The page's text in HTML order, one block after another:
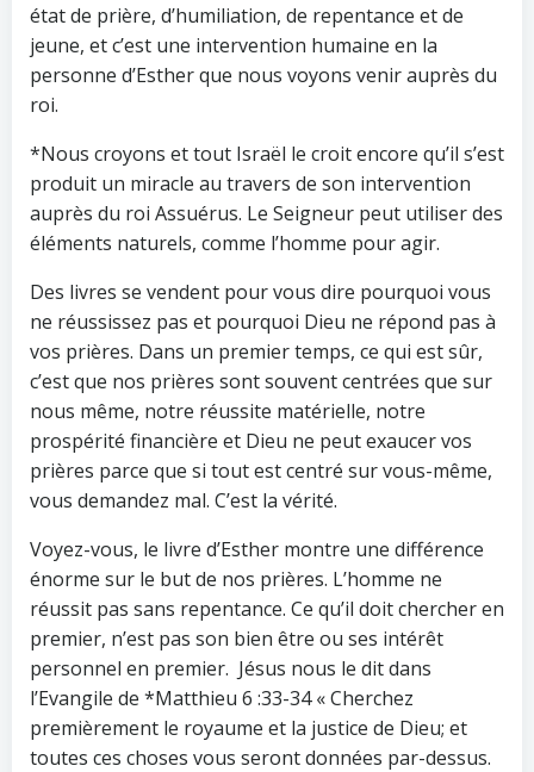
état de prière, d’humiliation, de repentance et de
jeune, et c’est une intervention humaine en la
personne d’Esther que nous voyons venir auprès du
roi.
*Nous croyons et tout Israël le croit encore qu’il s’est
produit un miracle au travers de son intervention
auprès du roi Assuérus. Le Seigneur peut utiliser des
éléments naturels, comme l’homme pour agir.
Des livres se vendent pour vous dire pourquoi vous
ne réussissez pas et pourquoi Dieu ne répond pas à
vos prières. Dans un premier temps, ce qui est sûr,
c’est que nos prières sont souvent centrées que sur
nous même, notre réussite matérielle, notre
prospérité financière et Dieu ne peut exaucer vos
prières parce que si tout est centré sur vous-même,
vous demandez mal. C’est la vérité.
Voyez-vous, le livre d’Esther montre une différence
énorme sur le but de nos prières. L’homme ne
réussit pas sans repentance. Ce qu’il doit chercher en
premier, n’est pas son bien être ou ses intérêt
personnel en premier. Jésus nous le dit dans
l’Evangile de *Matthieu 6 :33-34 « Cherchez
premièrement le royaume et la justice de Dieu; et
toutes ces choses vous seront données par-dessus.